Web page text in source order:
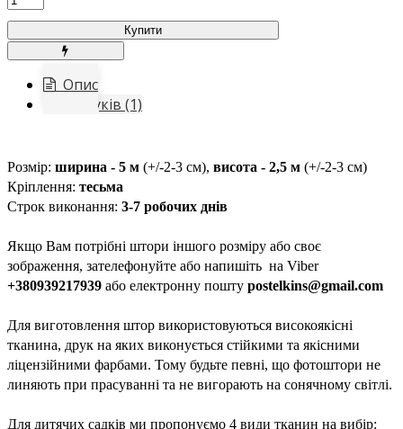
Купити
Опис
Відгуків (1)
Розмір: ширина - 5 м (+/-2-3 см), висота - 2,5 м (+/-2-3 см)
Кріплення: тесьма
Строк виконання: 3-7 робочих днів
Якщо Вам потрібні штори іншого розміру або своє
зображення, зателефонуйте або напишіть на Viber
+380939217939 або електронну пошту postelkins@gmail.com
Для виготовлення штор використовуються високоякісні
тканина, друк на яких виконується стійкими та якісними
ліцензійними фарбами. Тому будьте певні, що фотоштори не
линяють при прасуванні та не вигорають на сонячному світлі.
Для дитячих садків ми пропонуємо 4 види тканин на вибір: